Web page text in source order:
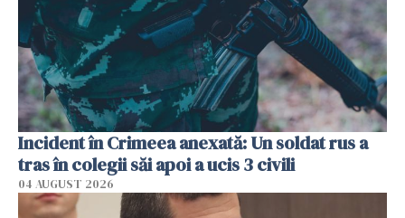
Incident în Crimeea anexată: Un soldat rus a
tras în colegii săi apoi a ucis 3 civili
04 AUGUST 2026